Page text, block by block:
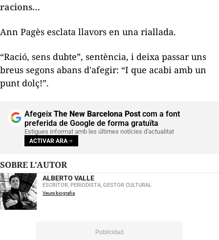
racions…
Ann Pagès esclata llavors en una riallada.
“Ració, sens dubte”, sentència, i deixa passar uns
breus segons abans d'afegir: “I que acabi amb un
punt dolç!”.
Afegeix The New Barcelona Postcom a font
preferida de Google de forma gratuïta
Estigues informat amb les últimes notícies d'actualitat
ACTIVAR ARA
SOBRE L'AUTOR
ALBERTO VALLE
ESCRITOR, PERIODISTA, GESTOR CULTURAL
Veure biografia